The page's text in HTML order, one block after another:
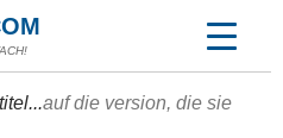
auf die version, die sie